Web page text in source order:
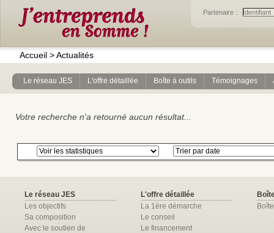
Partenaire :
Accueil >Actualités
Le réseau JES L'offre détaillée Boîte à outils Témoignages
Votre recherche n'a retourné aucun résultat...
Le réseau JES
Les objectifs
Sa composition
Avec le soutien de
L'offre détaillée
La 1ère démarche
Le conseil
Le financement